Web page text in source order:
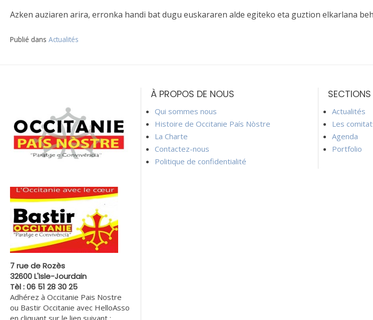
Azken auziaren arira, erronka handi bat dugu euskararen alde egiteko eta guztion elkarlana
Publié dans Actualités
l’article
7 rue de Rozès
32600 L'Isle-Jourdain
Tèl : 06 51 28 30 25
Adhérez à Occitanie Pais Nostre
ou Bastir Occitanie avec HelloAsso
en cliquant sur le lien suivant :
À PROPOS DE NOUS
Qui sommes nous
Histoire de Occitanie País Nòstre
La Charte
Contactez-nous
Politique de confidentialité
SECTIONS
Actualités
Les
Agenda
Portfolio